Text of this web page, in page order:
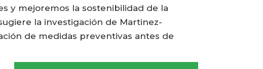
y mejoremos la sostenibilidad de la
la investigación de Martinez-
de medidas preventivas antes de